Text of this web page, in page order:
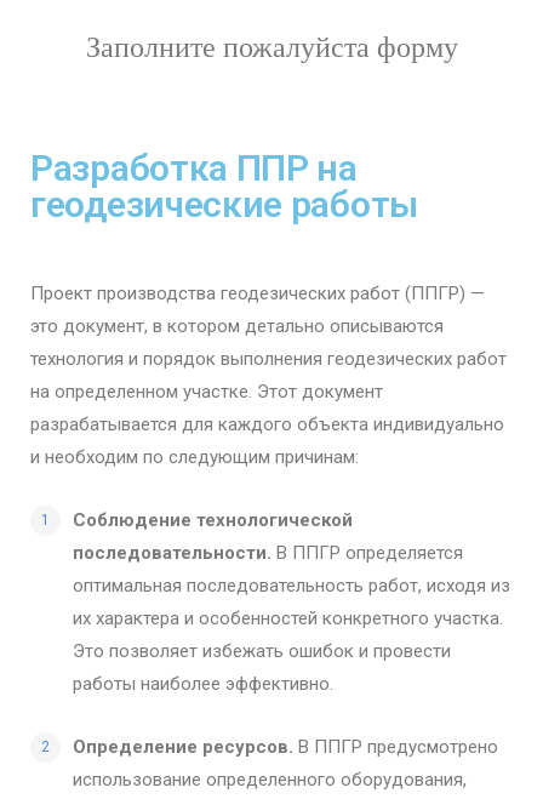
Заполните пожалуйста форму
Разработка ППР на
геодезические работы
Проект производства геодезических работ (ППГР) —
это документ, в котором детально описываются
технология и порядок выполнения геодезических работ
на определенном участке. Этот документ
разрабатывается для каждого объекта индивидуально
и необходим по следующим причинам:
Соблюдение технологической
последовательности. В ППГР определяется
оптимальная последовательность работ, исходя из
их характера и особенностей конкретного участка.
Это позволяет избежать ошибок и провести
работы наиболее эффективно.
Определение ресурсов. В ППГР предусмотрено
использование определенного оборудования,